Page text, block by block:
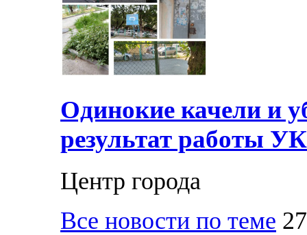
Одинокие качели и
результат работы
Центр города
Все новости по теме